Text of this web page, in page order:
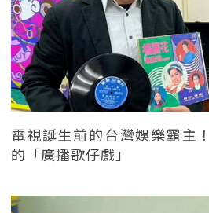
電視誕生前的台灣娛樂霸主
的「廣播歌仔戲」